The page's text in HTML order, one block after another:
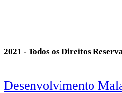
2021 - Todos os Direitos
Desenvolvimento